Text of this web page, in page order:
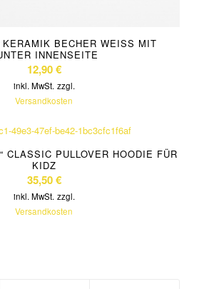
BECHER WEISS MIT B
INNENSEITE
12,90€
inkl. MwSt. zzgl.
Versandkosten
CLASSIC PULLOVER HOODIE FÜR
KIDZ
35,50€
inkl. MwSt. zzgl.
Versandkosten